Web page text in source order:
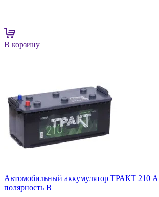
В корзину
Автомобильный аккумулятор ТРАКТ 210
полярность B